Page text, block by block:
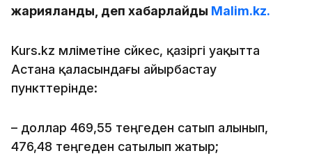
жарияланды, деп хабарлайды Malim.kz.
Kurs.kz мәліметіне сәйкес, қазіргі уақытта
Астана қаласындағы айырбастау
пункттерінде:
– доллар 469,55 теңгеден сатып алынып,
476,48 теңгеден сатылып жатыр;